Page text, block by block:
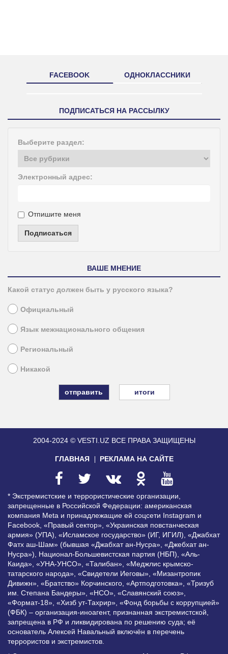
FACEBOOK ОДНОКЛАССНИКИ
ПОДПИСАТЬСЯ НА РАССЫЛКУ
Выберите раздел:
Электронный адрес:
Отпишите меня
Подписаться
ВАШЕ МНЕНИЕ
Какой статус должен быть у русского языка?
Официальный
Язык межнационального общения
Региональный
Никакой
итоги
2004-2024 © VESTI.UZ ВСЕ ПРАВА ЗАЩИЩЕНЫ
ГЛАВНАЯ РЕКЛАМА НА САЙТЕ
* Экстремистские и террористические организации,
запрещенные в Российской Федерации: американская
компания Meta и принадлежащие ей соцсети Instagram и
Facebook, «Правый сектор», «Украинская повстанческая
армия» (УПА), «Исламское государство» (ИГ, ИГИЛ), «Джабхат
Фатх аш-Шам» (бывшая «Джабхат ан-Нусра», «Джебхат ан-
Нусра»), Национал-Большевистская партия (НБП), «Аль-
Каида», «УНА-УНСО», «Талибан», «Меджлис крымско-
татарского народа», «Свидетели Иеговы», «Мизантропик
Дивижн», «Братство» Корчинского, «Артподготовка», «Тризуб
им. Степана Бандеры», «НСО», «Славянский союз»,
«Формат-18», «Хизб ут-Тахрир», «Фонд борьбы с коррупцией»
(ФБК) – организация-иноагент, признанная экстремистской,
запрещена в РФ и ликвидирована по решению суда; её
основатель Алексей Навальный включён в перечень
террористов и экстремистов.